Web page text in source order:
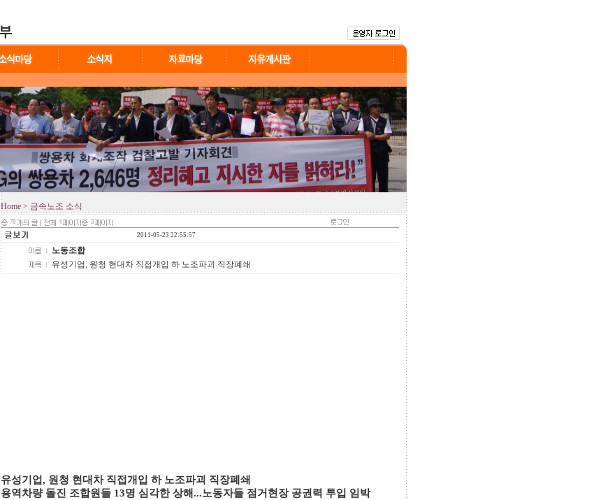
Home > 금속노조 소식
78 4
3
2011-05-23 22:55:57
노동조합
유성기업, 원청 현대차 직접개입 하 노조파괴 직장폐쇄
유성기업, 원청 현대차 직접개입 하 노조파괴 직장폐쇄
용역차량 돌진 조합원들 13명 심각한 상해...노동자들 점거현장 공권력 투입 임박